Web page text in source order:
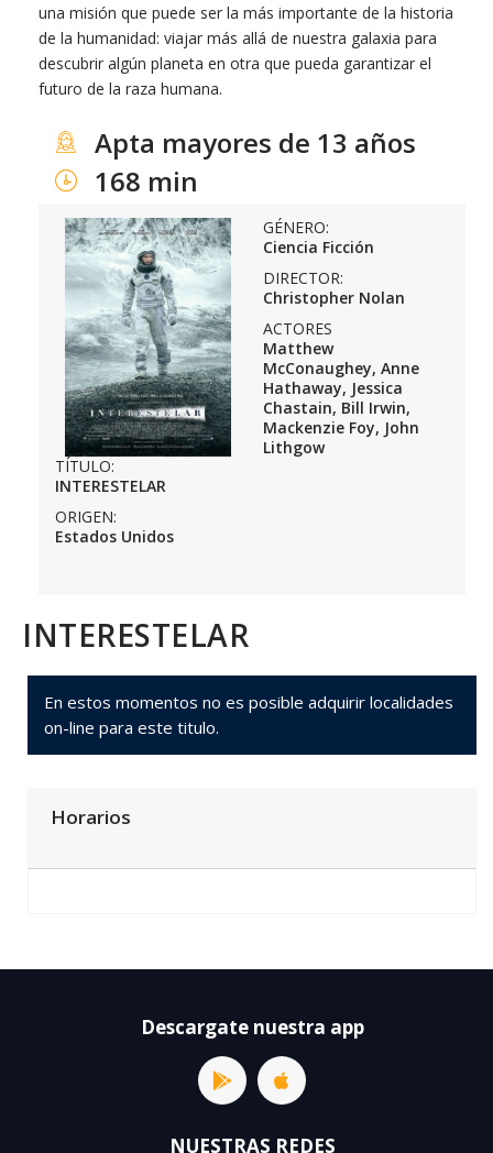
una misión que puede ser la más importante de la historia
de la humanidad: viajar más allá de nuestra galaxia para
descubrir algún planeta en otra que pueda garantizar el
futuro de la raza humana.
Apta mayores de 13 años
168 min
TÍTULO:
INTERESTELAR
ORIGEN:
Estados Unidos
GÉNERO:
Ciencia Ficción
DIRECTOR:
Christopher Nolan
ACTORES
Matthew
McConaughey, Anne
Hathaway, Jessica
Chastain, Bill Irwin,
Mackenzie Foy, John
Lithgow
INTERESTELAR
En estos momentos no es posible adquirir localidades
on-line para este titulo.
Horarios
Descargate nuestra app
NUESTRAS REDES